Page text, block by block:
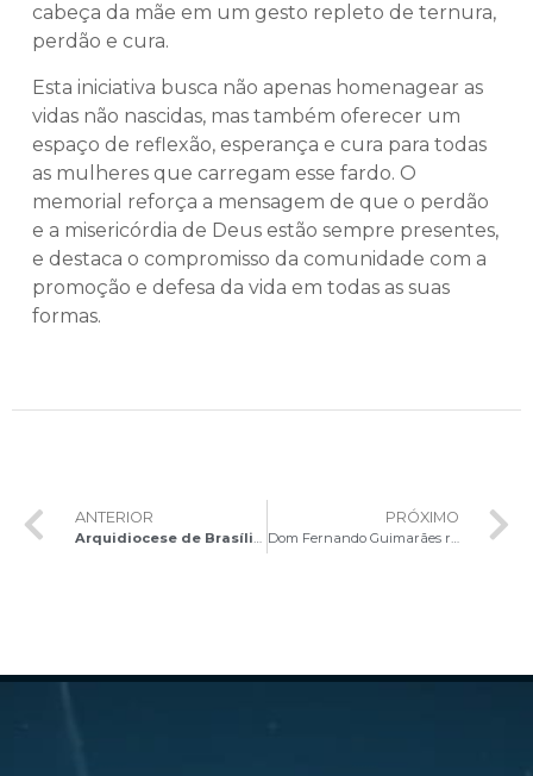
cabeça da mãe em um gesto repleto de ternura,
perdão e cura.
Esta iniciativa busca não apenas homenagear as
vidas não nascidas, mas também oferecer um
espaço de reflexão, esperança e cura para todas
as mulheres que carregam esse fardo. O
memorial reforça a mensagem de que o perdão
e a misericórdia de Deus estão sempre presentes,
e destaca o compromisso da comunidade com a
promoção e defesa da vida em todas as suas
formas.
ANTERIOR
Arquidiocese de Brasília convida fiéis para participarem da 17ª Marcha Nacional da cidadania pela Vida e da 1ª Marcha Distrital da Cidadania pela Vida
PRÓXIMO
Dom Fernando Guimarães realiza palestra Inspiradora sobre Santa Teresinha no Encontro do Apostolado da Oração